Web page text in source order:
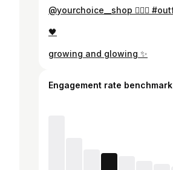
🖤
growing and glowing ✨
Engagement rate benchmark